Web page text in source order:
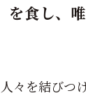
を食し、
々を結びつ